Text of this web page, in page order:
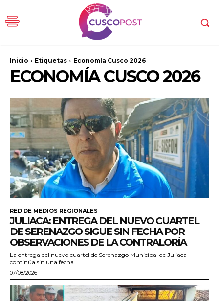
Inicio Etiquetas Economía Cusco 2026
ECONOMÍA CUSCO 2026
RED DE MEDIOS REGIONALES
JULIACA: ENTREGA DEL NUEVO CUARTEL
DE SERENAZGO SIGUE SIN FECHA POR
OBSERVACIONES DE LA CONTRALORÍA
La entrega del nuevo cuartel de Serenazgo Municipal de Juliaca
continúa sin una fecha...
07/08/2026